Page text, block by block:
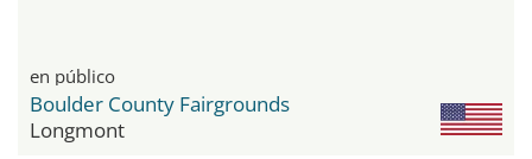
en público
Boulder County Fairgrounds
Longmont